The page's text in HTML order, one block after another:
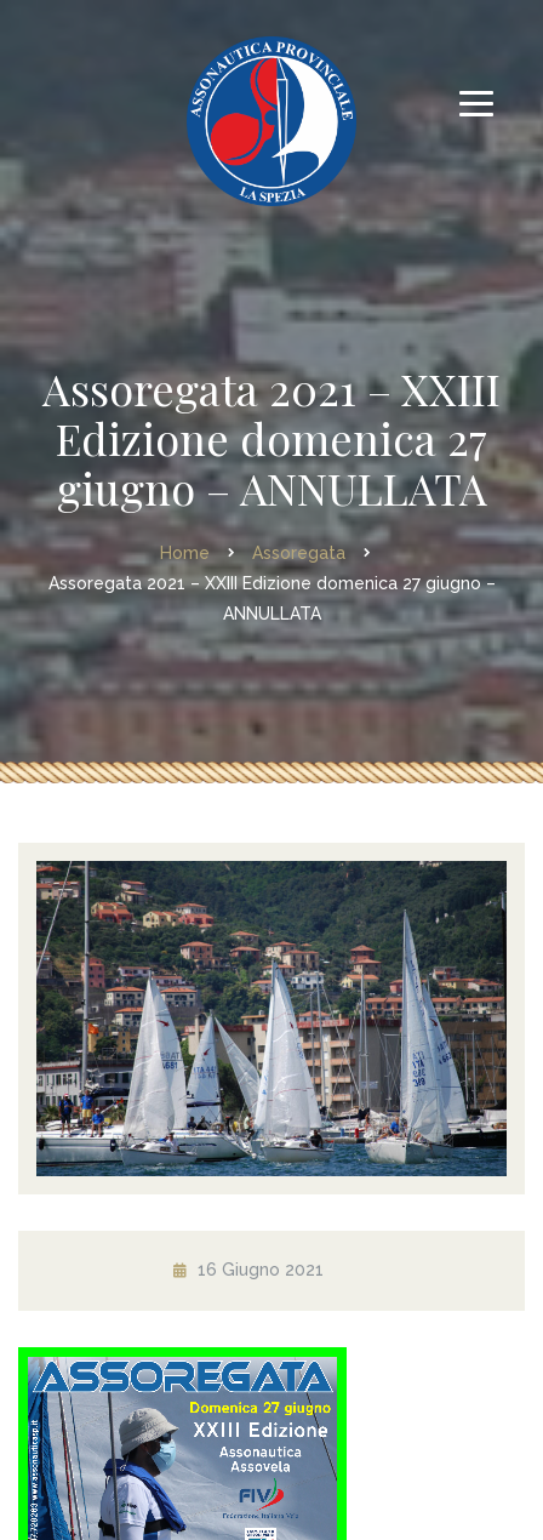
Assoregata 2021 – XXIII
Edizione domenica 27
giugno – ANNULLATA
Home
Assoregata
Assoregata 2021 – XXIII Edizione domenica 27 giugno –
ANNULLATA
16 Giugno 2021